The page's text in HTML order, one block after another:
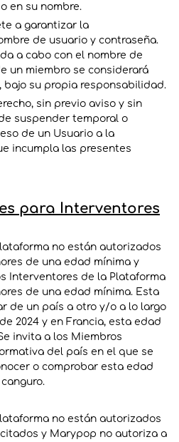
en su nombre.
a garantizar la
de usuario y contraseña.
a cabo con el nombre de
un miembro se considerará
bajo su propia responsabilidad.
sin previo aviso y sin
suspender temporal o
de un Usuario a la
incumpla las presentes
para Interventores
no están autorizados
de una edad mínima y
Interventores de la Plataforma
de una edad mínima. Esta
de un país a otro y/o a lo largo
2024 y en Francia, esta edad
invita a los Miembros
del país en el que se
o comprobar esta edad
no están autorizados
y Marypop no autoriza a